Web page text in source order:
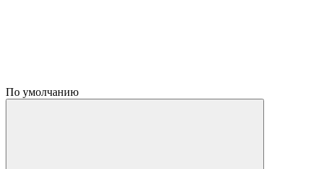
По умолчанию